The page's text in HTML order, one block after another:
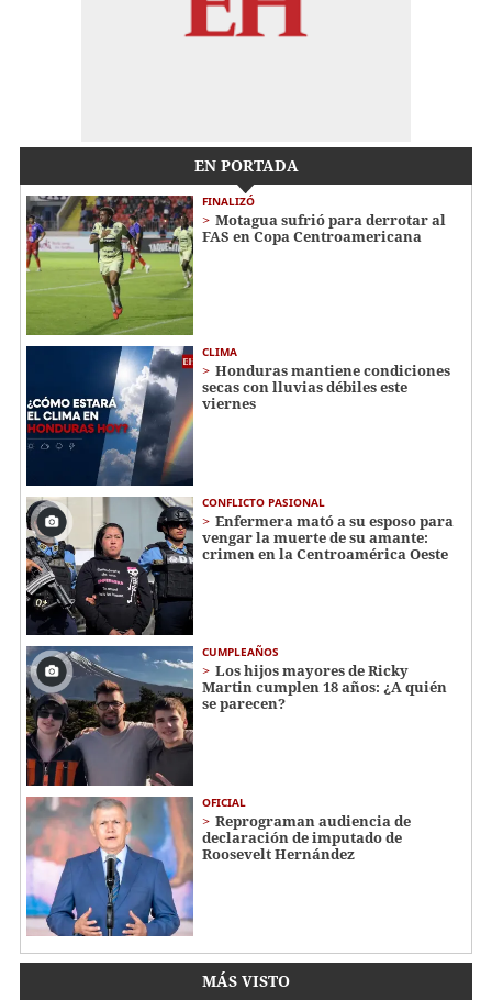
EN PORTADA
FINALIZÓ
Motagua sufrió para derrotar al
FAS en Copa Centroamericana
CLIMA
Honduras mantiene condiciones
secas con lluvias débiles este
viernes
CONFLICTO PASIONAL
Enfermera mató a su esposo para
vengar la muerte de su amante:
crimen en la Centroamérica Oeste
CUMPLEAÑOS
Los hijos mayores de Ricky
Martin cumplen 18 años: ¿A quién
se parecen?
OFICIAL
Reprograman audiencia de
declaración de imputado de
Roosevelt Hernández
MÁS VISTO